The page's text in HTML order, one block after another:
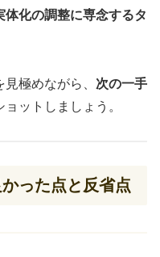
化の調整に専念するタ
極めながら、 次の一手
ョットしましょう。
った点と反省点